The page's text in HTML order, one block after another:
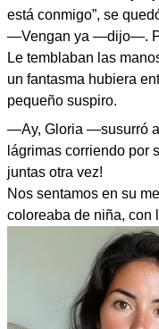
está conmigo”, se
—Vengan ya —dijo—.
Le temblaban las
un fantasma hubiera
pequeño suspiro.
—Ay, Gloria —susurró
lágrimas corriendo por
juntas otra vez!
Nos sentamos en su
coloreaba de niña, con